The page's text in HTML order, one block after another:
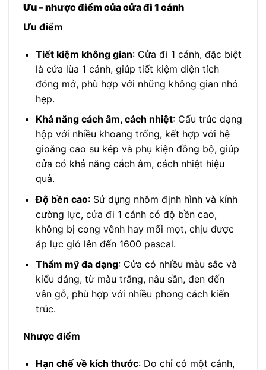
Ưu – nhược điểm của cửa đi 1 cánh
Ưu điểm
Tiết kiệm không gian: Cửa đi 1 cánh, đặc biệt
là cửa lùa 1 cánh, giúp tiết kiệm diện tích
đóng mở, phù hợp với những không gian nhỏ
hẹp.
Khả năng cách âm, cách nhiệt: Cấu trúc dạng
hộp với nhiều khoang trống, kết hợp với hệ
gioăng cao su kép và phụ kiện đồng bộ, giúp
cửa có khả năng cách âm, cách nhiệt hiệu
quả.
Độ bền cao: Sử dụng nhôm định hình và kính
cường lực, cửa đi 1 cánh có độ bền cao,
không bị cong vênh hay mối mọt, chịu được
áp lực gió lên đến 1600 pascal.
Thẩm mỹ đa dạng: Cửa có nhiều màu sắc và
kiểu dáng, từ màu trắng, nâu sần, đen đến
vân gỗ, phù hợp với nhiều phong cách kiến
trúc.
Nhược điểm
Hạn chế về kích thước: Do chỉ có một cánh,